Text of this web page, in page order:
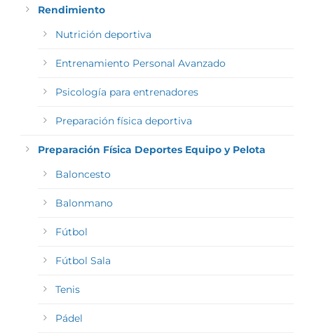
Rendimiento
Nutrición deportiva
Entrenamiento Personal Avanzado
Psicología para entrenadores
Preparación física deportiva
Preparación Física Deportes Equipo y Pelota
Baloncesto
Balonmano
Fútbol
Fútbol Sala
Tenis
Pádel